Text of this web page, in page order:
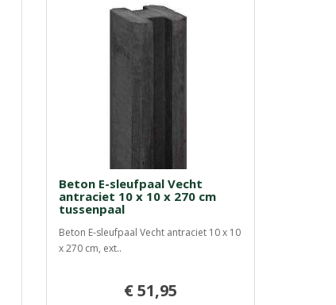
Beton E-sleufpaal Vecht
antraciet 10 x 10 x 270 cm
tussenpaal
Beton E-sleufpaal Vecht antraciet 10 x 10
x 270 cm, ext..
€ 51,95